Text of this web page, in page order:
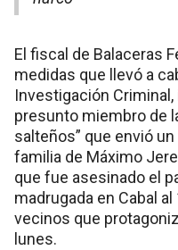
El fiscal de Balaceras
medidas que llevó a
Investigación
presunto miembro de
salteños” que envió
familia de Máximo
que fue asesinado el
madrugada en Cabal
vecinos que
lunes.